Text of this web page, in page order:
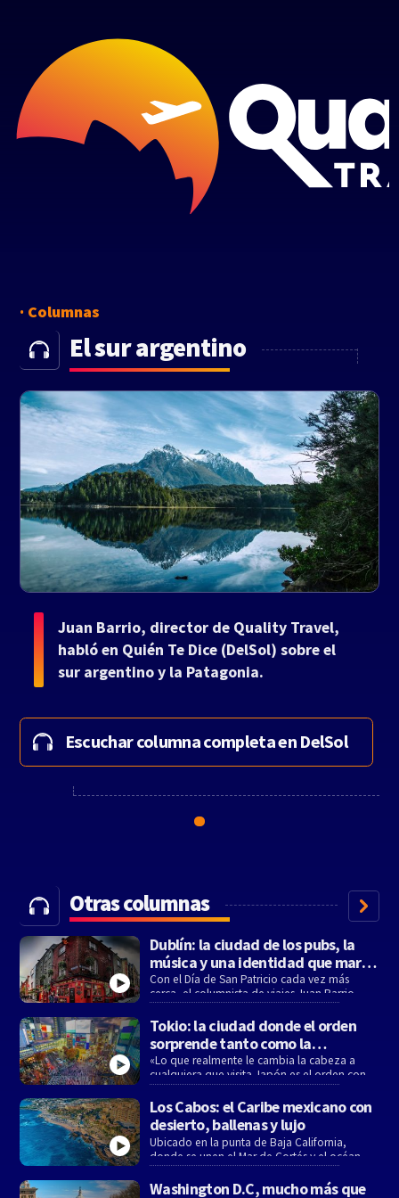
Columnas
El sur argentino
Juan Barrio, director de Quality Travel,
habló en Quién Te Dice (DelSol) sobre el
sur argentino y la Patagonia.
Escuchar columna completa en DelSol
Otras columnas
Dublín: la ciudad de los pubs, la
música y una identidad que marcó
su historia
Con el Día de San Patricio cada vez más
cerca, el columnista de viajes Juan Barrio
eligió un destino que combina historia,
tradición y una personalidad única: Dublín, la
capital de Irlanda.
Tokio: la ciudad donde el orden
sorprende tanto como la
tecnología
«Lo que realmente le cambia la cabeza a
cualquiera que visita Japón es el orden con el
que viven. Es algo increíble», resumió Juan
Barrio al presentar uno de los destinos más
fascinantes del mundo.
Los Cabos: el Caribe mexicano con
desierto, ballenas y lujo
Ubicado en la punta de Baja California,
donde se unen el Mar de Cortés y el océano
Pacífico, Los Cabos se perfila como uno de
los destinos de playa con mayor crecimiento
Washington D.C, mucho más que